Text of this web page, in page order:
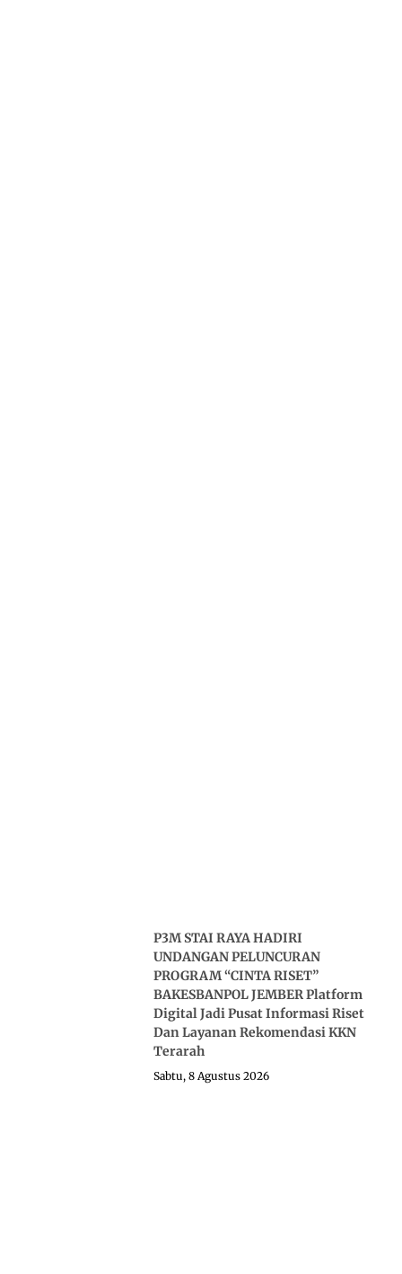
P3M STAI RAYA HADIRI
UNDANGAN PELUNCURAN
PROGRAM “CINTA RISET”
BAKESBANPOL JEMBER Platform
Digital Jadi Pusat Informasi Riset
Dan Layanan Rekomendasi KKN
Terarah
Sabtu, 8 Agustus 2026